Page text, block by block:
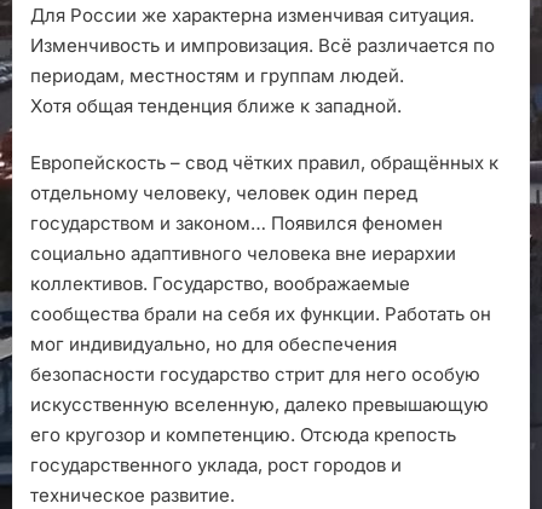
Для России же характерна изменчивая ситуация.
Изменчивость и импровизация. Всё различается по
периодам, местностям и группам людей.
Хотя общая тенденция ближе к западной.
Европейскость – свод чётких правил, обращённых к
отдельному человеку, человек один перед
государством и законом… Появился феномен
социально адаптивного человека вне иерархии
коллективов. Государство, воображаемые
сообщества брали на себя их функции. Работать он
мог индивидуально, но для обеспечения
безопасности государство стрит для него особую
искусственную вселенную, далеко превышающую
его кругозор и компетенцию. Отсюда крепость
государственного уклада, рост городов и
техническое развитие.